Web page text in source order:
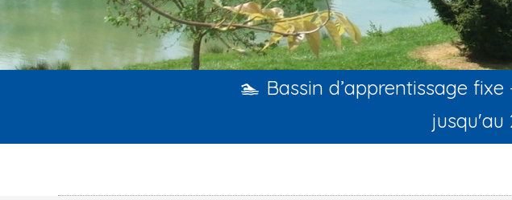
🏊 Bassin d’apprentissage